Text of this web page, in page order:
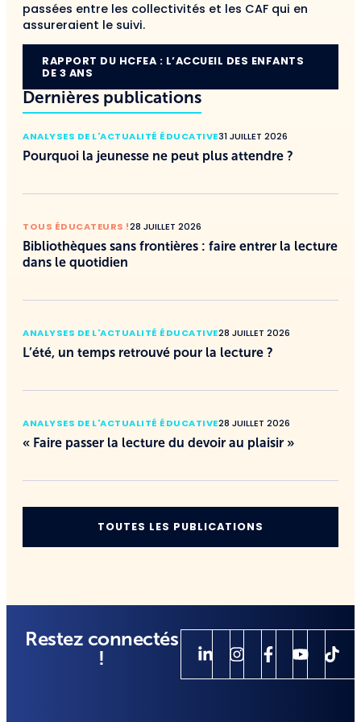
passées entre les collectivités et les CAF qui en
assureraient le suivi.
RAPPORT DU HCFEA : L’ACCUEIL DES ENFANTS
DE 3 ANS
Dernières publications
ANALYSES DE L'ACTUALITÉ ÉDUCATIVE31 JUILLET 2026
Pourquoi la jeunesse ne peut plus attendre ?
TOUS ÉDUCATEURS !28 JUILLET 2026
Bibliothèques sans frontières : faire entrer la lecture
dans le quotidien
ANALYSES DE L'ACTUALITÉ ÉDUCATIVE28 JUILLET 2026
L’été, un temps retrouvé pour la lecture ?
ANALYSES DE L'ACTUALITÉ ÉDUCATIVE28 JUILLET 2026
« Faire passer la lecture du devoir au plaisir »
TOUTES LES PUBLICATIONS
Restez connectés
!